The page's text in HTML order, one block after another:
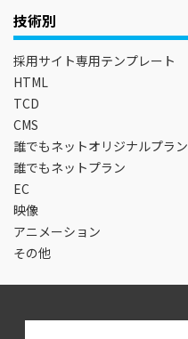
技術別
採用サイト専用テンプレート
HTML
TCD
CMS
誰でもネットオリジナルプラン
誰でもネットプラン
EC
映像
アニメーション
その他